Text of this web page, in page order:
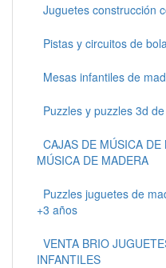
Juguetes construcción
Pistas y circuitos de
Mesas infantiles de
Puzzles y puzzles 3d
CAJAS DE MÚSICA
MÚSICA DE MADERA
Puzzles juguetes de
+3 años
VENTA BRIO
INFANTILES